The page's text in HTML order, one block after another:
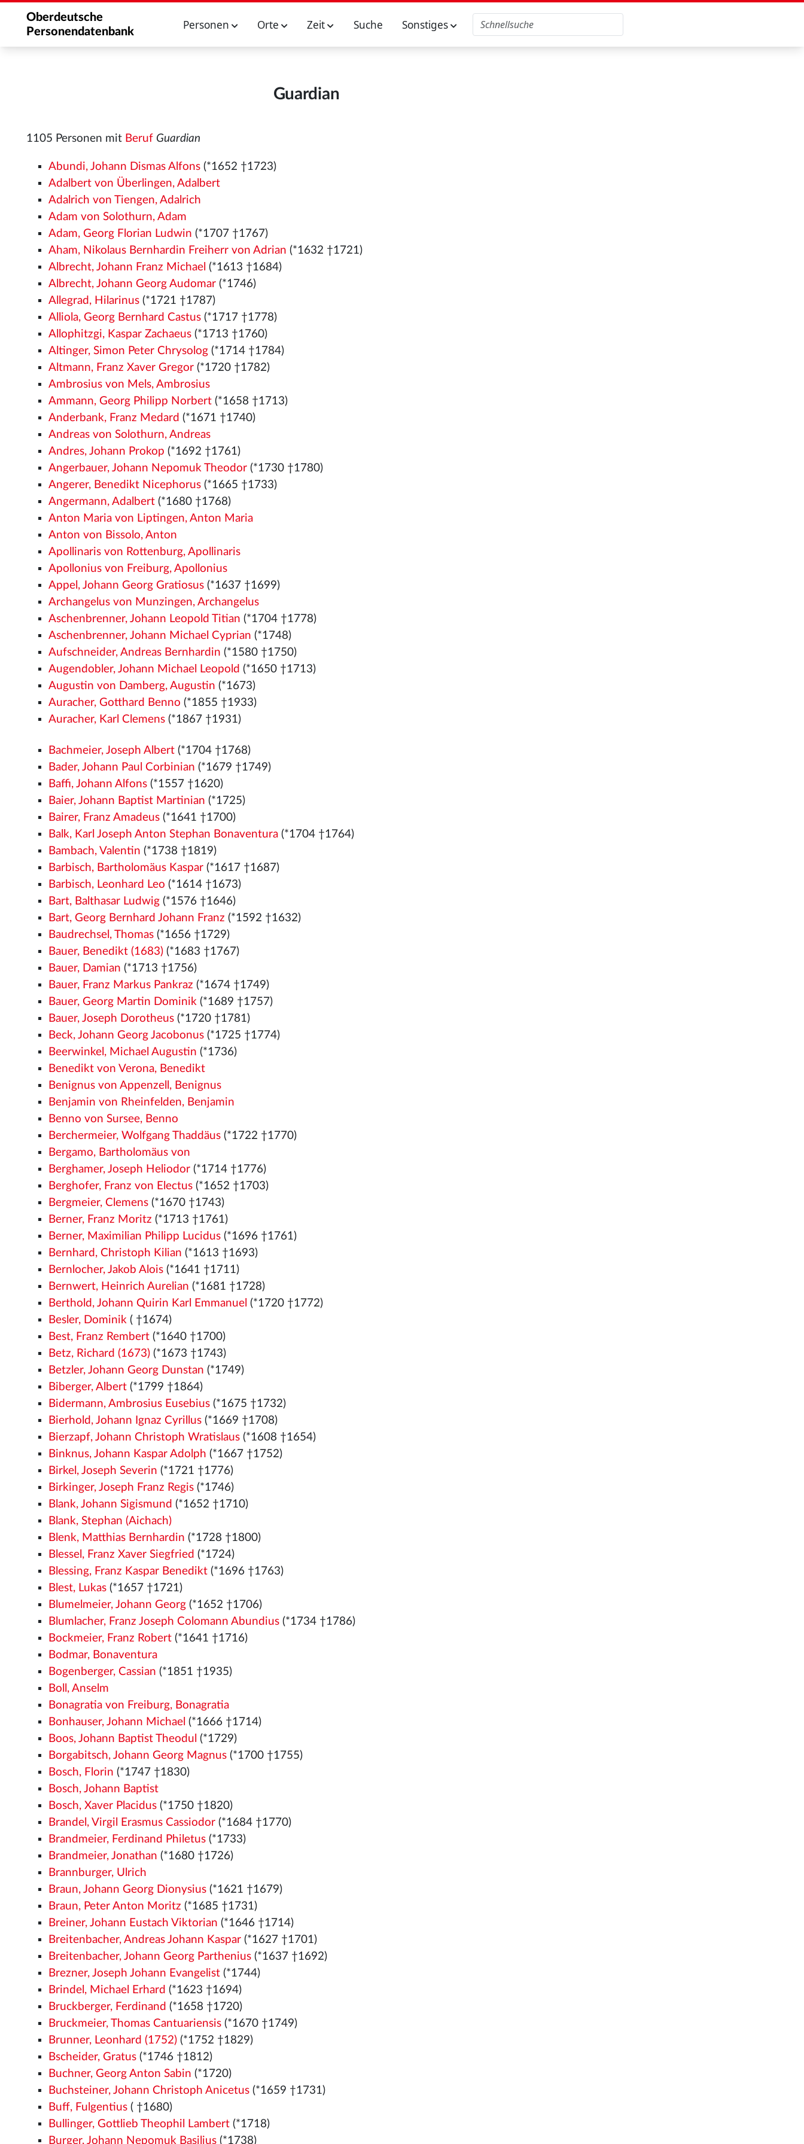
Oberdeutsche
Personendatenbank
Personen Orte Zeit Suche Sonstiges
Guardian
1105 Personen mit Beruf Guardian
Abundi, Johann Dismas Alfons (*1652 †1723)
Adalbert von Überlingen, Adalbert
Adalrich von Tiengen, Adalrich
Adam von Solothurn, Adam
Adam, Georg Florian Ludwin (*1707 †1767)
Aham, Nikolaus Bernhardin Freiherr von Adrian (*1632 †1721)
Albrecht, Johann Franz Michael (*1613 †1684)
Albrecht, Johann Georg Audomar (*1746)
Allegrad, Hilarinus (*1721 †1787)
Alliola, Georg Bernhard Castus (*1717 †1778)
Allophitzgi, Kaspar Zachaeus (*1713 †1760)
Altinger, Simon Peter Chrysolog (*1714 †1784)
Altmann, Franz Xaver Gregor (*1720 †1782)
Ambrosius von Mels, Ambrosius
Ammann, Georg Philipp Norbert (*1658 †1713)
Anderbank, Franz Medard (*1671 †1740)
Andreas von Solothurn, Andreas
Andres, Johann Prokop (*1692 †1761)
Angerbauer, Johann Nepomuk Theodor (*1730 †1780)
Angerer, Benedikt Nicephorus (*1665 †1733)
Angermann, Adalbert (*1680 †1768)
Anton Maria von Liptingen, Anton Maria
Anton von Bissolo, Anton
Apollinaris von Rottenburg, Apollinaris
Apollonius von Freiburg, Apollonius
Appel, Johann Georg Gratiosus (*1637 †1699)
Archangelus von Munzingen, Archangelus
Aschenbrenner, Johann Leopold Titian (*1704 †1778)
Aschenbrenner, Johann Michael Cyprian (*1748)
Aufschneider, Andreas Bernhardin (*1580 †1750)
Augendobler, Johann Michael Leopold (*1650 †1713)
Augustin von Damberg, Augustin (*1673)
Auracher, Gotthard Benno (*1855 †1933)
Auracher, Karl Clemens (*1867 †1931)
Bachmeier, Joseph Albert (*1704 †1768)
Bader, Johann Paul Corbinian (*1679 †1749)
Baffi, Johann Alfons (*1557 †1620)
Baier, Johann Baptist Martinian (*1725)
Bairer, Franz Amadeus (*1641 †1700)
Balk, Karl Joseph Anton Stephan Bonaventura (*1704 †1764)
Bambach, Valentin (*1738 †1819)
Barbisch, Bartholomäus Kaspar (*1617 †1687)
Barbisch, Leonhard Leo (*1614 †1673)
Bart, Balthasar Ludwig (*1576 †1646)
Bart, Georg Bernhard Johann Franz (*1592 †1632)
Baudrechsel, Thomas (*1656 †1729)
Bauer, Benedikt (1683) (*1683 †1767)
Bauer, Damian (*1713 †1756)
Bauer, Franz Markus Pankraz (*1674 †1749)
Bauer, Georg Martin Dominik (*1689 †1757)
Bauer, Joseph Dorotheus (*1720 †1781)
Beck, Johann Georg Jacobonus (*1725 †1774)
Beerwinkel, Michael Augustin (*1736)
Benedikt von Verona, Benedikt
Benignus von Appenzell, Benignus
Benjamin von Rheinfelden, Benjamin
Benno von Sursee, Benno
Berchermeier, Wolfgang Thaddäus (*1722 †1770)
Bergamo, Bartholomäus von
Berghamer, Joseph Heliodor (*1714 †1776)
Berghofer, Franz von Electus (*1652 †1703)
Bergmeier, Clemens (*1670 †1743)
Berner, Franz Moritz (*1713 †1761)
Berner, Maximilian Philipp Lucidus (*1696 †1761)
Bernhard, Christoph Kilian (*1613 †1693)
Bernlocher, Jakob Alois (*1641 †1711)
Bernwert, Heinrich Aurelian (*1681 †1728)
Berthold, Johann Quirin Karl Emmanuel (*1720 †1772)
Besler, Dominik ( †1674)
Best, Franz Rembert (*1640 †1700)
Betz, Richard (1673) (*1673 †1743)
Betzler, Johann Georg Dunstan (*1749)
Biberger, Albert (*1799 †1864)
Bidermann, Ambrosius Eusebius (*1675 †1732)
Bierhold, Johann Ignaz Cyrillus (*1669 †1708)
Bierzapf, Johann Christoph Wratislaus (*1608 †1654)
Binknus, Johann Kaspar Adolph (*1667 †1752)
Birkel, Joseph Severin (*1721 †1776)
Birkinger, Joseph Franz Regis (*1746)
Blank, Johann Sigismund (*1652 †1710)
Blank, Stephan (Aichach)
Blenk, Matthias Bernhardin (*1728 †1800)
Blessel, Franz Xaver Siegfried (*1724)
Blessing, Franz Kaspar Benedikt (*1696 †1763)
Blest, Lukas (*1657 †1721)
Blumelmeier, Johann Georg (*1652 †1706)
Blumlacher, Franz Joseph Colomann Abundius (*1734 †1786)
Bockmeier, Franz Robert (*1641 †1716)
Bodmar, Bonaventura
Bogenberger, Cassian (*1851 †1935)
Boll, Anselm
Bonagratia von Freiburg, Bonagratia
Bonhauser, Johann Michael (*1666 †1714)
Boos, Johann Baptist Theodul (*1729)
Borgabitsch, Johann Georg Magnus (*1700 †1755)
Bosch, Florin (*1747 †1830)
Bosch, Johann Baptist
Bosch, Xaver Placidus (*1750 †1820)
Brandel, Virgil Erasmus Cassiodor (*1684 †1770)
Brandmeier, Ferdinand Philetus (*1733)
Brandmeier, Jonathan (*1680 †1726)
Brannburger, Ulrich
Braun, Johann Georg Dionysius (*1621 †1679)
Braun, Peter Anton Moritz (*1685 †1731)
Breiner, Johann Eustach Viktorian (*1646 †1714)
Breitenbacher, Andreas Johann Kaspar (*1627 †1701)
Breitenbacher, Johann Georg Parthenius (*1637 †1692)
Brezner, Joseph Johann Evangelist (*1744)
Brindel, Michael Erhard (*1623 †1694)
Bruckberger, Ferdinand (*1658 †1720)
Bruckmeier, Thomas Cantuariensis (*1670 †1749)
Brunner, Leonhard (1752) (*1752 †1829)
Bscheider, Gratus (*1746 †1812)
Buchner, Georg Anton Sabin (*1720)
Buchsteiner, Johann Christoph Anicetus (*1659 †1731)
Buff, Fulgentius ( †1680)
Bullinger, Gottlieb Theophil Lambert (*1718)
Burger, Johann Nepomuk Basilius (*1738)